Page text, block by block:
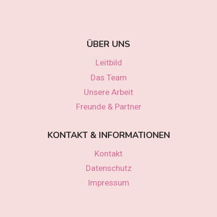
ÜBER UNS
Leitbild
Das Team
Unsere Arbeit
Freunde & Partner
KONTAKT & INFORMATIONEN
Kontakt
Datenschutz
Impressum